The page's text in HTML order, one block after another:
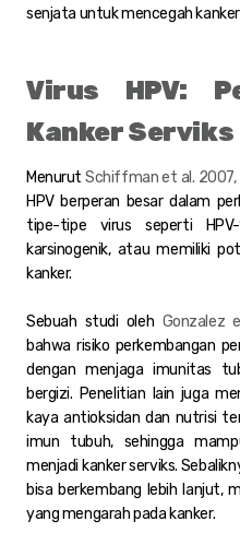
senjata untuk mencegah kanker
Virus HPV:
Kanker Serviks
MenurutSchiffman et al. 2007,
HPV berperan besar dalam
tipe-tipe virus seperti
karsinogenik, atau memiliki
kanker.
Sebuah studi oleh Gonzalez
bahwa risiko perkembangan
dengan menjaga imunitas
bergizi. Penelitian lain juga
kaya antioksidan dan nutrisi
imun tubuh, sehingga
menjadi kanker serviks.
bisa berkembang lebih lanjut,
yang mengarah pada kanker.